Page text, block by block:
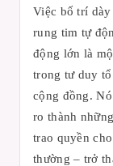
Việc bố trí
rung tim tự
động lớn là
trong tư duy
cộng đồng.
ro thành
trao quyền
thường – trở